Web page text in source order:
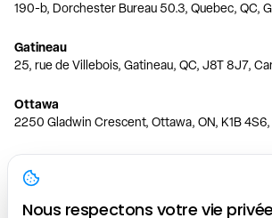
190-b, Dorchester Bureau 50.3, Quebec, QC,
Gatineau
25, rue de Villebois, Gatineau, QC, J8T 8J7,
Ottawa
2250 Gladwin Crescent, Ottawa, ON, K1B
Toronto
150 Ferrand Dr, 6th Floor, Toronto, ON, M3C
Nous respectons votre vie